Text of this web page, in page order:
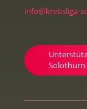
info@krebsliga-
Solothurn